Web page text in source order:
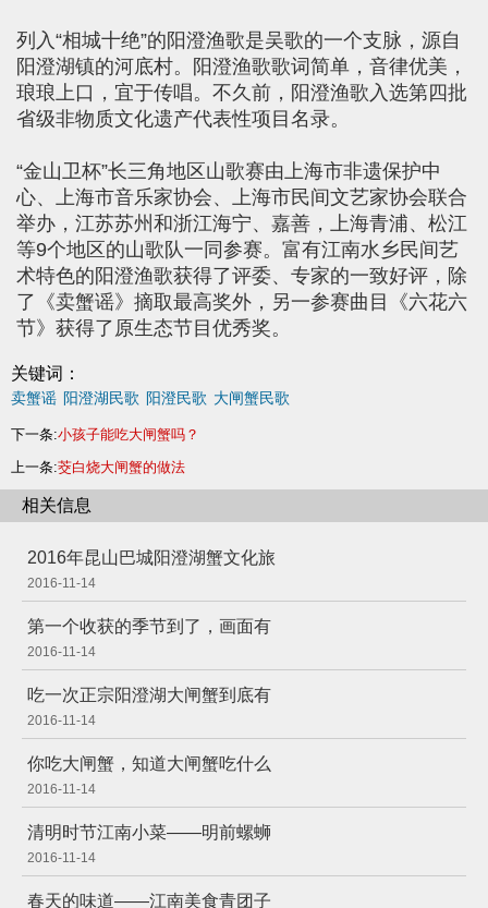
列入“相城十绝”的阳澄渔歌是吴歌的一个支脉，源自
阳澄湖镇的河底村。阳澄渔歌歌词简单，音律优美，
琅琅上口，宜于传唱。不久前，阳澄渔歌入选第四批
省级非物质文化遗产代表性项目名录。
“金山卫杯”长三角地区山歌赛由上海市非遗保护中
心、上海市音乐家协会、上海市民间文艺家协会联合
举办，江苏苏州和浙江海宁、嘉善，上海青浦、松江
等9个地区的山歌队一同参赛。富有江南水乡民间艺
术特色的阳澄渔歌获得了评委、专家的一致好评，除
了《卖蟹谣》摘取最高奖外，另一参赛曲目《六花六
节》获得了原生态节目优秀奖。
关键词：
卖蟹谣 阳澄湖民歌 阳澄民歌 大闸蟹民歌
下一条:小孩子能吃大闸蟹吗？
上一条:茭白烧大闸蟹的做法
相关信息
2016年昆山巴城阳澄湖蟹文化旅
2016-11-14
第一个收获的季节到了，画面有
2016-11-14
吃一次正宗阳澄湖大闸蟹到底有
2016-11-14
你吃大闸蟹，知道大闸蟹吃什么
2016-11-14
清明时节江南小菜——明前螺蛳
2016-11-14
春天的味道——江南美食青团子